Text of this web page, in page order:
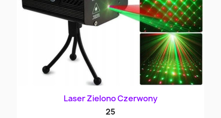
Laser Zielono Czerwony
25